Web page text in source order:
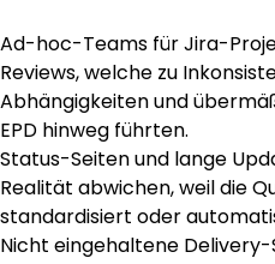
Ad-hoc-Teams für Jira-
Reviews, welche zu
Abhängigkeiten und
EPD hinweg führten.
Status-Seiten und lange
Realität abwichen, weil die
standardisiert oder
Nicht eingehaltene Delivery-